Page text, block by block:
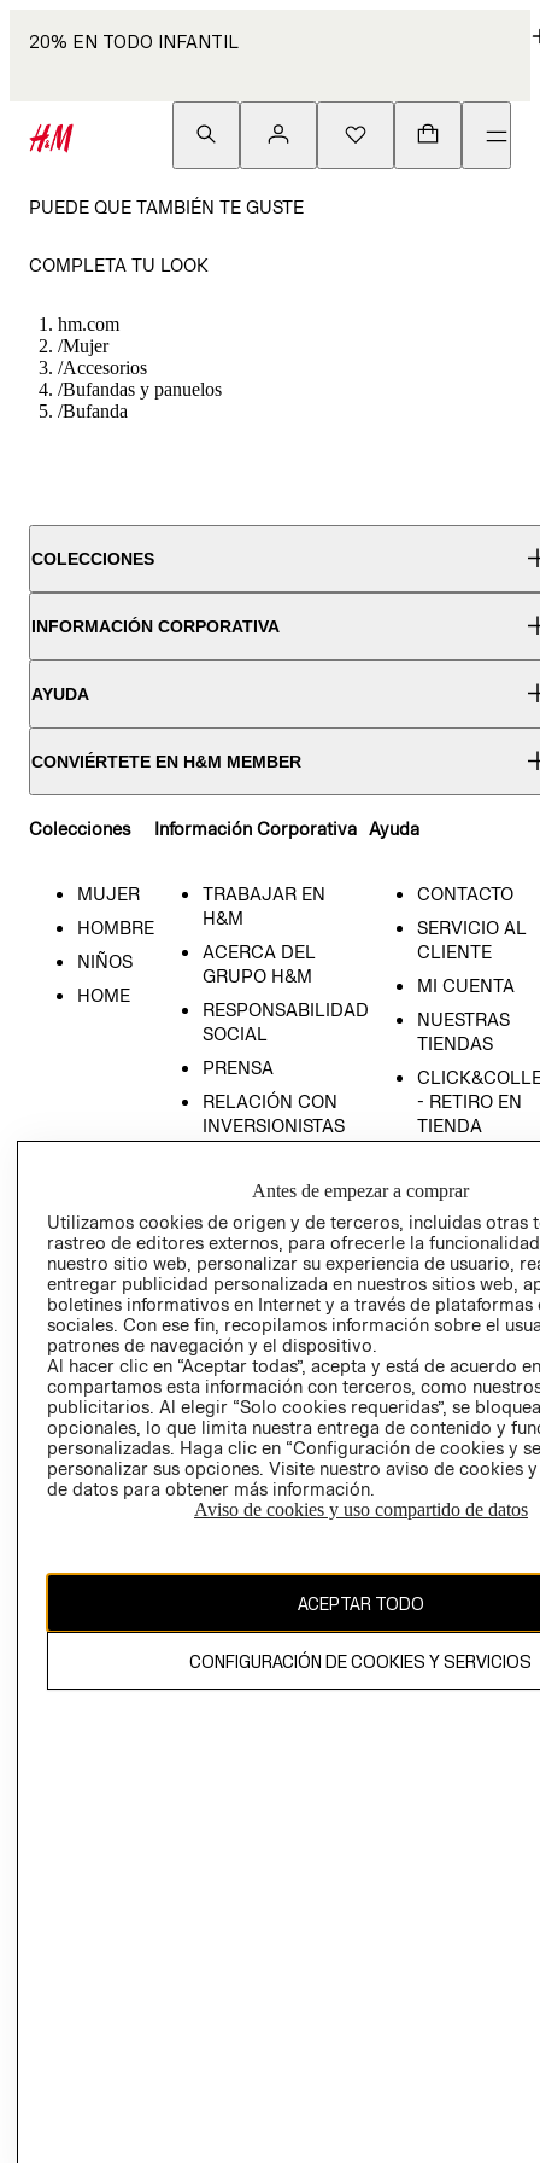
20% EN TODO INFANTIL
PUEDE QUE TAMBIÉN TE GUSTE
COMPLETA TU LOOK
hm.com
/Mujer
/Accesorios
/Bufandas y panuelos
/Bufanda
COLECCIONES
INFORMACIÓN CORPORATIVA
AYUDA
CONVIÉRTETE EN H&M MEMBER
Colecciones
MUJER
HOMBRE
NIÑOS
HOME
Información Corporativa
TRABAJAR EN
H&M
ACERCA DEL
GRUPO H&M
RESPONSABILIDAD
SOCIAL
PRENSA
RELACIÓN CON
INVERSIONISTAS
EMPRESARIAL
Ayuda
CONTACTO
SERVICIO AL
CLIENTE
MI CUENTA
NUESTRAS
TIENDAS
- RETIRO EN
TIENDA
CONDICIONES
AVISO DE
PRIVACIDAD
GIFT CARD
AVISO DE
COOKIES
Chile ($)
El contenido de esta página web está protegido por copyright y es
propiedad de H&M Hennes & Mauritz AB.
Antes de empezar a comprar
Utilizamos cookies de origen y de terceros, incluidas otras
rastreo de editores externos, para ofrecerle la
nuestro sitio web, personalizar su experiencia de usuario,
entregar publicidad personalizada en nuestros sitios web,
boletines informativos en Internet y a través de plataformas
sociales. Con ese fin, recopilamos información sobre el
patrones de navegación y el dispositivo.
Al hacer clic en “Aceptar todas”, acepta y está de acuerdo
compartamos esta información con terceros, como
publicitarios. Al elegir “Solo cookies requeridas”, se
opcionales, lo que limita nuestra entrega de contenido y
personalizadas. Haga clic en “Configuración de cookies y
personalizar sus opciones. Visite nuestro aviso de cookies
de datos para obtener más información.
Aviso de cookies y uso compartido de datos
ACEPTAR TODO
CONFIGURACIÓN DE COOKIES Y SERVICIOS